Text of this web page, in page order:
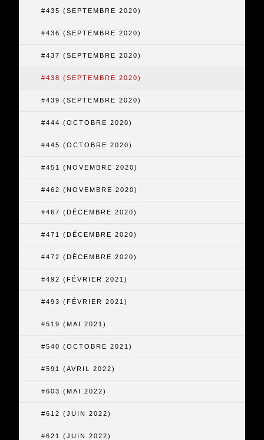
#435 (SEPTEMBRE 2020)
#436 (SEPTEMBRE 2020)
#437 (SEPTEMBRE 2020)
#438 (SEPTEMBRE 2020)
#439 (SEPTEMBRE 2020)
#444 (OCTOBRE 2020)
#445 (OCTOBRE 2020)
#451 (NOVEMBRE 2020)
#462 (NOVEMBRE 2020)
#467 (DÉCEMBRE 2020)
#471 (DÉCEMBRE 2020)
#472 (DÉCEMBRE 2020)
#492 (FÉVRIER 2021)
#493 (FÉVRIER 2021)
#519 (MAI 2021)
#540 (OCTOBRE 2021)
#591 (AVRIL 2022)
#603 (MAI 2022)
#612 (JUIN 2022)
#621 (JUIN 2022)